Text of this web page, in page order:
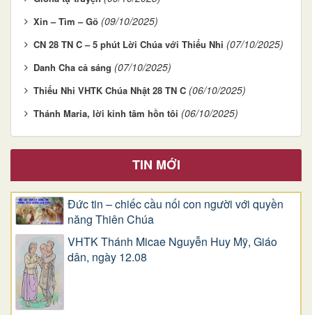
Xin – Tìm – Gõ (09/10/2025)
CN 28 TN C – 5 phút Lời Chúa với Thiếu Nhi (07/10/2025)
Danh Cha cả sáng (07/10/2025)
Thiếu Nhi VHTK Chúa Nhật 28 TN C (06/10/2025)
Thánh Maria, lời kinh tâm hồn tôi (06/10/2025)
TIN MỚI
Đức tin – chiếc cầu nối con người với quyền
năng Thiên Chúa
VHTK Thánh Micae Nguyễn Huy Mỹ, Giáo
dân, ngày 12.08